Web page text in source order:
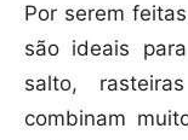
Por serem
são ideais
salto,
combinam